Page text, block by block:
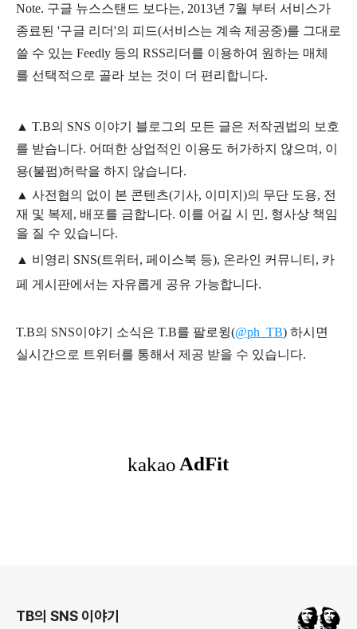
Note. 구글 뉴스스탠드 보다는, 2013년 7월 부터 서비스가
종료된 '구글 리더'의 피드(서비스는 계속 제공중)를 그대로
쓸 수 있는 Feedly 등의 RSS리더를 이용하여 원하는 매체
를 선택적으로 골라 보는 것이 더 편리합니다.
▲ T.B의 SNS 이야기 블 로그의 모든 글은 저작권법의 보호
를 받습니다. 어떠한 상업적인 이용도 허가하지 않으며, 이
용(불펌)허락을 하지 않습니다.
▲ 사전협의 없이 본 콘텐츠(기사, 이미지)의 무단 도용, 전
재 및 복제, 배포를 금합니다. 이를 어길 시 민, 형사상 책임
을 질 수 있습니다.
▲ 비영리 SNS(트위터, 페이스북 등), 온라인 커뮤니티, 카
페 게시판에서는 자유롭게 공유 가능합니다.
T.B의 SNS이야기 소식은 T.B를 팔로윙(@ph_TB) 하시면
실시간으로 트위터를 통해서 제공 받을 수 있습니다.
TB의 SNS 이야기